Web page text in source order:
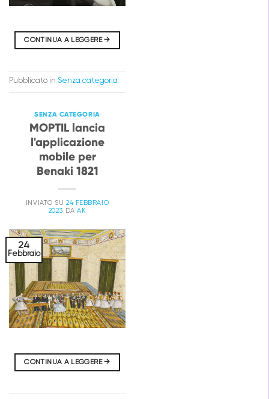
CONTINUA A LEGGERE→
Pubblicato in Senza categoria
SENZA CATEGORIA
MOPTIL lancia
l'applicazione
mobile per
Benaki 1821
INVIATO SU 24 FEBBRAIO
2023 DAAK
24
Febbraio
CONTINUA A LEGGERE→